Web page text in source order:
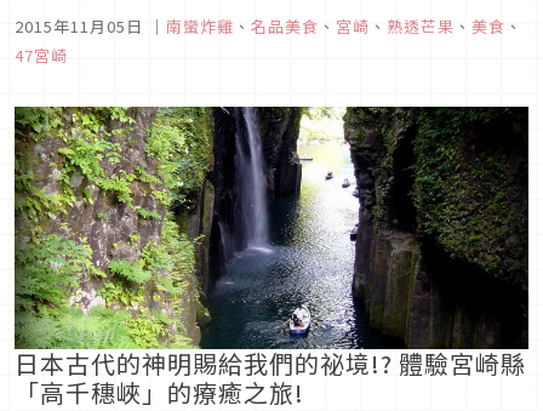
崎魚子醬！ 20日，在位於虎之門Hills最上層（５２樓）的
「Andaz 東京 Roof Top Bar」裡，...
2015年11月05日 ｜ 南蠻炸雞 、 名品美食 、 宮崎 、 熟透芒果 、 美食 、
47宮崎
日本古代的神明賜給我們的祕境!? 體驗宮崎縣
「高千穗峽」的療癒之旅!